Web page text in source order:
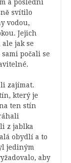
a poslední
svítilo
vodou,
Jejich
jak se
počali se
zajímat.
který je
ten stín
z jablka
obydlí a to
jediným
aby